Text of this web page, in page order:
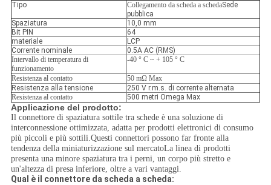
Tipo Collegamento da scheda a schedaSede
pubblica
Spaziatura
10,0 mm
Bit PIN
64
materiale
LCP
Corrente nominale
0.5A AC (RMS)
Intervallo di temperatura di
funzionamento
-40 ° C ~ + 105 ° C
Resistenza al contatto
50 mΩ Max
Resistenza alla tensione
250 V r.m.s. di corrente alternata
Resistenza al contatto
500 metri Omega Max
Applicazione del prodotto:
Il connettore di spaziatura sottile tra schede è una soluzione di
interconnessione ottimizzata, adatta per prodotti elettronici di consumo
più piccoli e più sottili.Questi connettori possono far fronte alla
tendenza della miniaturizzazione sul mercatoLa linea di prodotti
presenta una minore spaziatura tra i perni, un corpo più stretto e
un'altezza di presa inferiore, oltre a vari vantaggi.
Qual è il connettore da scheda a scheda: